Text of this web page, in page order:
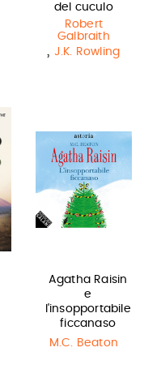
del cuculo
Robert
Galbraith
, J.K. Rowling
Agatha Raisin
e
l'insopportabile
ficcanaso
M.C. Beaton